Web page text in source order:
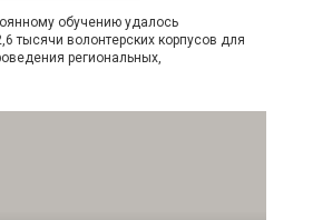
обучению удалось
тысячи волонтерских корпусов для
региональных,